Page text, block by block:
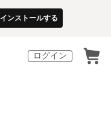
インストールする
ログイン